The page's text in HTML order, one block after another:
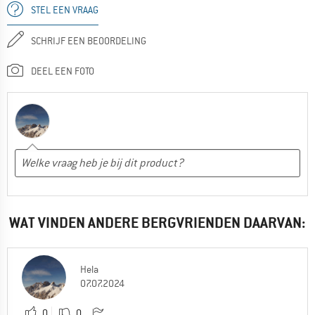
STEL EEN VRAAG
SCHRIJF EEN BEOORDELING
DEEL EEN FOTO
WAT VINDEN ANDERE BERGVRIENDEN DAARVAN:
Hela
07.07.2024